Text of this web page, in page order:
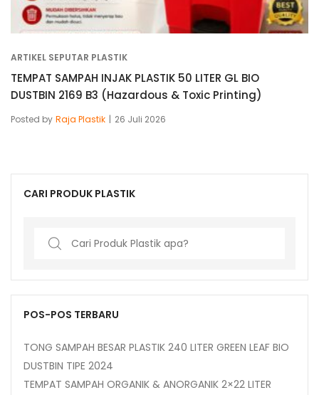
ARTIKEL SEPUTAR PLASTIK
TEMPAT SAMPAH INJAK PLASTIK 50 LITER GL BIO
DUSTBIN 2169 B3 (Hazardous & Toxic Printing)
Posted by Raja Plastik 26 Juli 2026
CARI PRODUK PLASTIK
Search
POS-POS TERBARU
TONG SAMPAH BESAR PLASTIK 240 LITER GREEN LEAF BIO
DUSTBIN TIPE 2024
TEMPAT SAMPAH ORGANIK & ANORGANIK 2×22 LITER